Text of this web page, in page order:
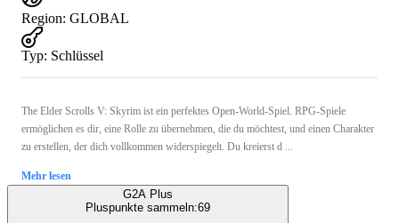
Region: GLOBAL
Typ: Schlüssel
The Elder Scrolls V: Skyrim ist ein perfektes Open-World-Spiel. RPG-Spiele
ermöglichen es dir, eine Rolle zu übernehmen, die du möchtest, und einen Charakter
zu erstellen, der dich vollkommen widerspiegelt. Du kreierst d ...
Mehr lesen
G2A Plus
Pluspunkte sammeln:69